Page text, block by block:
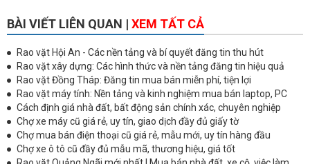
BÀI VIẾT LIÊN QUAN | XEM TẤT CẢ
Rao vặt Hội An - Các nền tảng và bí quyết đăng tin thu hút
Rao vặt xây dựng: Các hình thức và nền tảng đăng tin hiệu quả
Rao vặt Đồng Tháp: Đăng tin mua bán miễn phí, tiện lợi
Rao vặt máy tính: Nền tảng và kinh nghiệm mua bán laptop, PC
Cách định giá nhà đất, bất động sản chính xác, chuyên nghiệp
Chợ xe máy cũ giá rẻ, uy tín, giao dịch đầy đủ giấy tờ
Chợ mua bán điện thoại cũ giá rẻ, mẫu mới, uy tín hàng đầu
Chợ xe ô tô cũ đầy đủ mẫu mã, thương hiệu, giá tốt